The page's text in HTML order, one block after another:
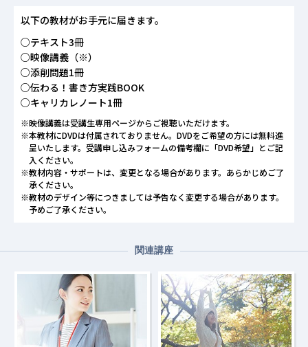
以下の教材がお手元に届きます。
○テキスト3冊
○映像講義（※）
○添削問題1冊
○伝わる！書き方実践BOOK
○キャリカレノート1冊
※映像講義は受講生専用ページからご視聴いただけます。
※本教材にDVDは付属されておりません。DVDをご希望の方には無料進
呈いたします。受講申し込みフォームの備考欄に「DVD希望」とご記
入ください。
※教材内容・サポートは、変更となる場合があります。あらかじめご了
承ください。
※教材のデザイン等につきましては予告なく変更する場合があります。
予めご了承ください。
関連講座